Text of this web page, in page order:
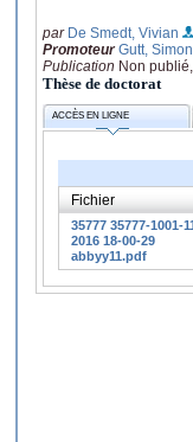
par De Smedt, Vivian
Promoteur Gutt,
Publication Non
Thèse de doctorat
ACCÈS EN LIGNE
Fichier
35777 35777-1001-
2016 18-00-29
abbyy11.pdf